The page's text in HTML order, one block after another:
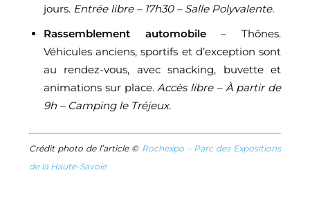
jours. Entrée libre – 17h30 – Salle Polyvalente.
Rassemblement automobile– Thônes.
Véhicules anciens, sportifs et d’exception sont
au rendez-vous, avec snacking, buvette et
animations sur place.Accès libre – À partir de
9h – Camping le Tréjeux.
Crédit photo de l’article © Rochexpo – Parc des Expositions
de la Haute-Savoie